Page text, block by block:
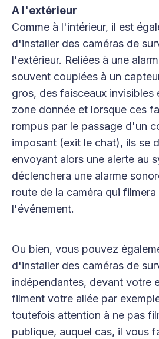
A l'extérieur
Comme à l'intérieur, il est
d'installer des caméras de
l'extérieur. Reliées à une
souvent couplées à un
gros, des faisceaux invisibles
zone donnée et lorsque ces
rompus par le passage d'un
imposant (exit le chat), ils se
envoyant alors une alerte au
déclenchera une alarme
route de la caméra qui
l'événement.
Ou bien, vous pouvez
d'installer des caméras de
indépendantes, devant votre
filment votre allée par
toutefois attention à ne pas
publique, auquel cas, il vous